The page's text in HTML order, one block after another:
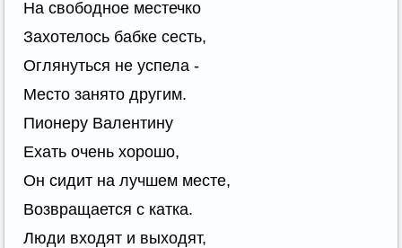
На свободное местечко
Захотелось бабке сесть,
Оглянуться не успела -
Место занято другим.
Пионеру Валентину
Ехать очень хорошо,
Он сидит на лучшем месте,
Возвращается с катка.
Люди входят и выходят,